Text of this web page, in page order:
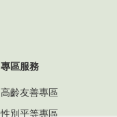
專區服務
高齡友善專區
性別平等專區